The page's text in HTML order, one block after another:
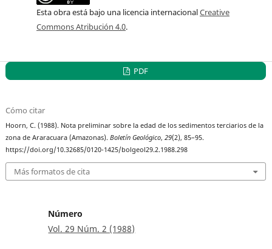
Esta obra está bajo una licencia internacionalCreative
Commons Atribución 4.0.
PDF
Cómo citar
Hoorn, C. (1988). Nota preliminar sobre la edad de los sedimentos terciarios de la
zona de Araracuara (Amazonas).Boletín Geológico,29(2), 85–95.
https://doi.org/10.32685/0120-1425/bolgeol29.2.1988.298
Más formatos de cita
Número
Vol. 29 Núm. 2 (1988)